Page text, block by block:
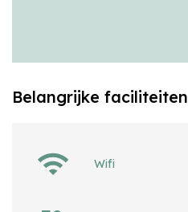
Belangrijke faciliteiten
Wifi